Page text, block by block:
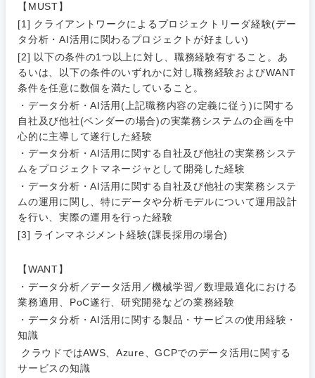
【MUST】
[1] クライアントワークによるプロジェクトリーダ経験(デー
タ分析・AI活用に関わるプロジェクトが好ましい)
[2] 以下の条件の1つ以上に対し、職務経験有すること。あ
るいは、以下の条件のいずれかに対し職務経験およびWANT
条件を任意に数個を満たしていること。
・データ分析・AI活用(上記職務内容の定義に従う)に関する
自社及び他社(ベンダーの場合)の実業務システムの企画を中
心的に主導して遂行した経験
・データ分析・AI活用に関する自社及び他社の実業務システ
ムをプロジェクトマネージャとして開発した経験
・データ分析・AI活用に関する自社及び他社の実業務システ
ムの運用に関し、特にデータや分析モデルについて運用設計
を行い、実際の運用を行った経験
[3] ラインマネジメント経験(課長採用の場合)
【WANT】
・データ分析／データ活用／機械学習／数理最適化における
業務適用、PoC遂行、研究開発などの業務経験
・データ分析・AI活用に関する製品・サービスの使用経験・
知識
クラウドではAWS、Azure、GCPでのデータ活用に関する
サービスの知識
新潟県
山梨県 長野県